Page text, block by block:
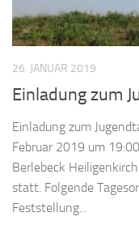
26. JANUAR 2019
Einladung zum
Einladung zum
Februar 2019 um
Berlebeck
statt. Folgende
Feststellung...